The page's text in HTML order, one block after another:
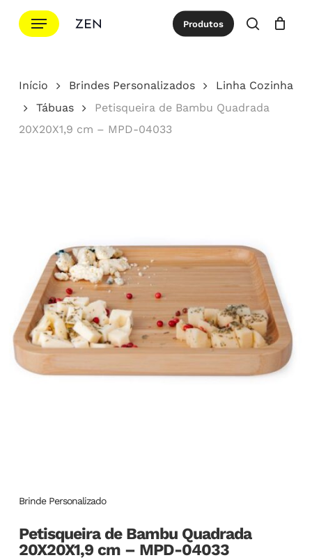
para
principal
Menu Produtos
procurar
Cotação Close
Início Brindes Personalizados
Linha Cozinha
Tábuas
Petisqueira de Bambu Quadrada
20X20X1,9 cm – MPD-04033
Brinde Personalizado
Petisqueira de Bambu Quadrada
20X20X1,9 cm – MPD-04033